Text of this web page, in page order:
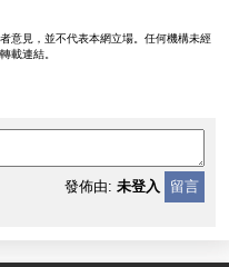
意見，並不代表本網立場。任何機構未經
載連結。
發佈由: 未登入 留言